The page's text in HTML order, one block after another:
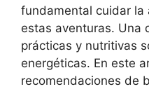
fundamental cuidar la
estas aventuras. Una
prácticas y nutritivas
energéticas. En este
recomendaciones de